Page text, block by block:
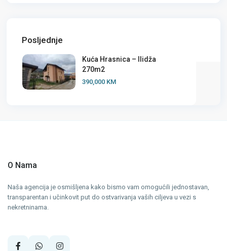
Posljednje
Kuća Hrasnica – Ilidža
270m2
390,000 KM
O Nama
Naša agencija je osmišljena kako bismo vam omogućili jednostavan,
transparentan i učinkovit put do ostvarivanja vaših ciljeva u vezi s
nekretninama.